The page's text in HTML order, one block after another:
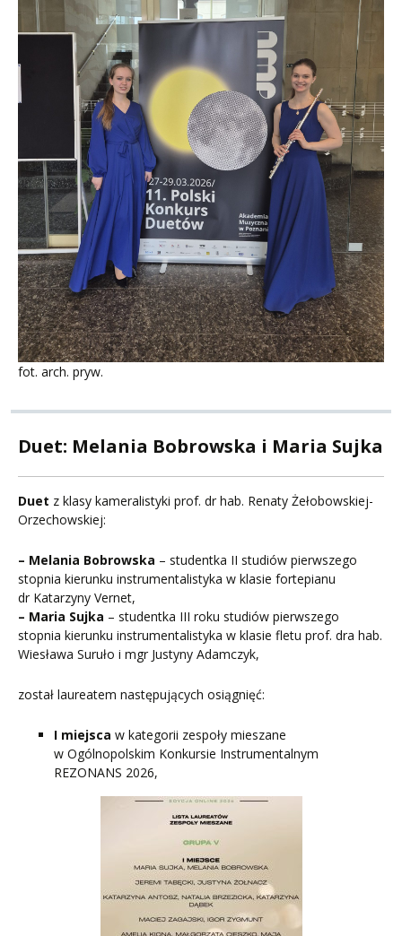
fot. arch. pryw.
Duet: Melania Bobrowska i Maria Sujka
Duet z klasy kameralistyki prof. dr hab. Renaty Żełobowskiej-
Orzechowskiej:
– Melania Bobrowska – studentka II studiów pierwszego
stopnia kierunku instrumentalistyka w klasie fortepianu
dr Katarzyny Vernet,
– Maria Sujka – studentka III roku studiów pierwszego
stopnia kierunku instrumentalistyka w klasie fletu prof. dra hab.
Wiesława Suruło i mgr Justyny Adamczyk,
został laureatem następujących osiągnięć:
I miejsca w kategorii zespoły mieszane
w Ogólnopolskim Konkursie Instrumentalnym
REZONANS 2026,